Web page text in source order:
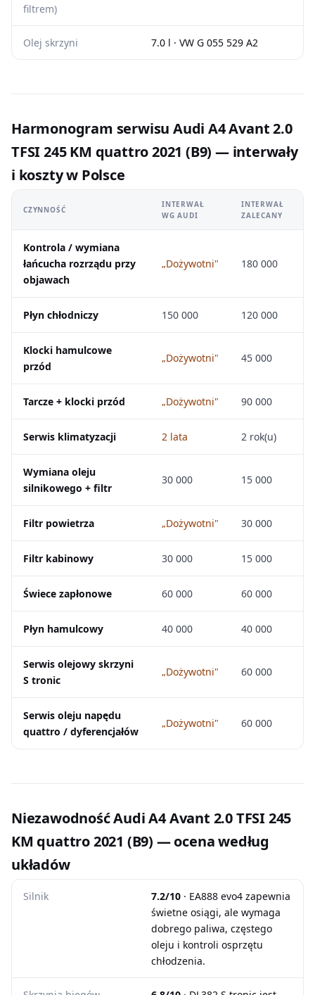
filtrem)
Olej skrzyni 7.0 l · VW G 055 529 A2
Harmonogram serwisu Audi A4 Avant 2.0
TFSI 245 KM quattro 2021 (B9) — interwały
i koszty w Polsce
CZYNNOŚĆ
INTERWAŁ
WG AUDI
INTERWAŁ
ZALECANY
Kontrola / wymiana
łańcucha rozrządu przy
objawach
„Dożywotni" 180 000
Płyn chłodniczy 150 000 120 000
Klocki hamulcowe
przód
„Dożywotni" 45 000
Tarcze + klocki przód „Dożywotni" 90 000
Serwis klimatyzacji 2 lata 2 rok(u)
Wymiana oleju
silnikowego + filtr
30 000 15 000
Filtr powietrza „Dożywotni" 30 000
Filtr kabinowy 30 000 15 000
Świece zapłonowe 60 000 60 000
Płyn hamulcowy 40 000 40 000
Serwis olejowy skrzyni
S tronic
„Dożywotni" 60 000
Serwis oleju napędu
quattro / dyferencjałów
„Dożywotni" 60 000
Niezawodność Audi A4 Avant 2.0 TFSI 245
KM quattro 2021 (B9) — ocena według
układów
Silnik 7.2/10 · EA888 evo4 zapewnia
świetne osiągi, ale wymaga
dobrego paliwa, częstego
oleju i kontroli osprzętu
chłodzenia.